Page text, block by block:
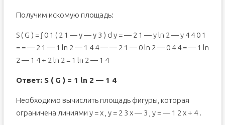
Получим искомую площадь:
S ( G ) = ∫ 0 1 ( 2 1 — y — y 3 ) d y = — 2 1 — y ln 2 — y 4 4 0 1
= = — 2 1 — 1 ln 2 — 1 4 4 — — 2 1 — 0 ln 2 — 0 4 4 = — 1 ln
2 — 1 4 + 2 ln 2 = 1 ln 2 — 1 4
Ответ: S ( G ) = 1 ln 2 — 1 4
Необходимо вычислить площадь фигуры, которая
ограничена линиями y = x , y = 2 3 x — 3 , y = — 1 2 x + 4 .